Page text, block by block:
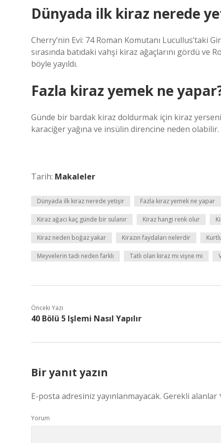
Dünyada ilk kiraz nerede
Cherry’nin Evi: 74 Roman Komutanı Lucullus’taki
sırasında batıdaki vahşi kiraz ağaçlarını gördü
böyle yayıldı.
Fazla kiraz yemek ne
Günde bir bardak kiraz doldurmak için kiraz
karaciğer yağına ve insülin direncine neden olabilir.
Tarih: Makaleler
Dünyada ilk kiraz nerede yetişir Fazla kiraz yemek ne yapar
Kiraz ağacı kaç günde bir sulanır Kiraz hangi renk olur
Kiraz neden boğaz yakar Kirazın faydaları nelerdir
Meyvelerin tadı neden farklı Tatlı olan kiraz mı vişne mi
Önceki Yazı
40 Bölü 5 Işlemi Nasıl Yapılır
Bir yanıt yazın
E-posta adresiniz yayınlanmayacak. Gerekli alanlar
Yorum